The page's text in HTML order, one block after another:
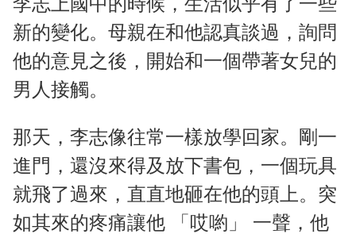
新的變化。母親在和他認真談過，詢問
他的意見之後，開始和一個帶著女兒的
男人接觸。
那天，李志像往常一樣放學回家。剛一
進門，還沒來得及放下書包，一個玩具
就飛了過來，直直地砸在他的頭上。突
如其來的疼痛讓他 「哎喲」 一聲，他